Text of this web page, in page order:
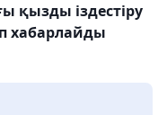
қызды іздестіру
хабарлайды